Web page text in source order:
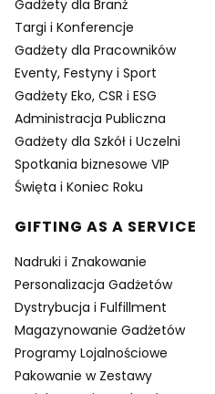
Gadżety dla Branż
Targi i Konferencje
Gadżety dla Pracowników
Eventy, Festyny i Sport
Gadżety Eko, CSR i ESG
Administracja Publiczna
Gadżety dla Szkół i Uczelni
Spotkania biznesowe VIP
Święta i Koniec Roku
GIFTING AS A SERVICE
Nadruki i Znakowanie
Personalizacja Gadżetów
Dystrybucja i Fulfillment
Magazynowanie Gadżetów
Programy Lojalnościowe
Pakowanie w Zestawy